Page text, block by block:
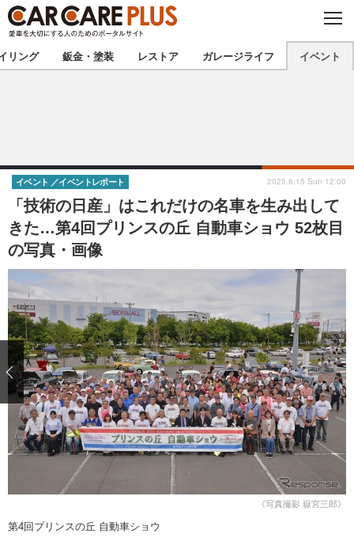
C
O
S
E
★カーケアプラス認定★ 厳選プロショップを地域から探す
甲信越 北陸
東海 関西
中国
注目の記事
ショップレポート 愛車 File
自動車豆知識 ストップ！不具合修理＆粗悪修理
鈑金・塗装
ディテイリング
ディテイリング 洗車
ヘッドライト磨き コーティング
フィルム・ラッピング
鈑金・塗装
小キズ直し 防錆
特集記事
ストップ 不具合修理＆粗悪修理
カーメーカー「旧車」関連プロジェ
クト
ショップ紹介
ショップレポート プロショップ検索
レストア
カーメーカー「旧車」関連プロジ
イベント
リング 鈑金・塗装 レストア ガレージライフ イベント
「技術の日産」はこれだけの名車を生み出して
きた…第4回プリンスの丘 自動車ショウ 52枚目
の写真・画像
イベント イベントレポート 2025.6.15 Sun 12:00
《写真撮影 嶽宮三郎》
第4回プリンスの丘 自動車ショウ